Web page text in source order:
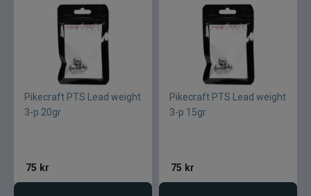
Pikecraft PTS Lead weight
3-p 20gr
75 kr
Pikecraft PTS Lead weight
3-p 15gr
75 kr